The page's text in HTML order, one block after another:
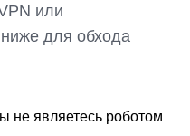
или
для обхода
не являетесь роботом